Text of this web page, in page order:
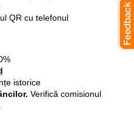
QR cu telefonul
istorice
Verifică comisionul